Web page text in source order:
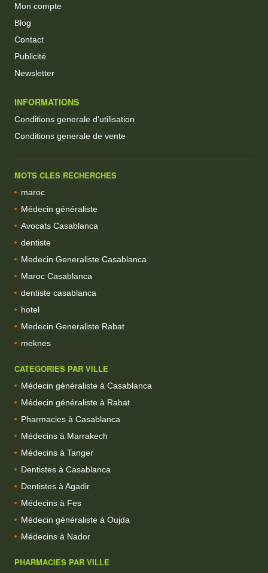
Mon compte
Blog
Contact
Publicité
Newsletter
INFORMATIONS
Conditions generale d'utilisation
Conditions generale de vente
MOTS CLES RECHERCHES
maroc
Médecin généraliste
Avocats Casablanca
dentiste
Medecin Generaliste Casablanca
Maroc Casablanca
dentiste casablanca
hotel
Medecin Generaliste Rabat
meknes
CATEGORIES PAR VILLE
Médecin généraliste à Casablanca
Médecin généraliste à Rabat
Pharmacies à Casablanca
Médecins à Marrakech
Médecins à Tanger
Dentistes à Casablanca
Dentistes à Agadir
Médecins à Fes
Médecin généraliste à Oujda
Médecins à Nador
PHARMACIES PAR VILLE